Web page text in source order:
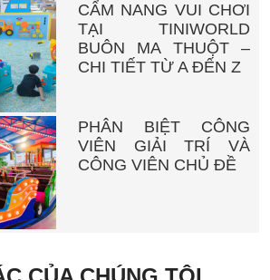
CẨM NANG VUI CHƠI
TẠI TINIWORLD
BUÔN MA THUỘT –
CHI TIẾT TỪ A ĐẾN Z
PHÂN BIỆT CÔNG
VIÊN GIẢI TRÍ VÀ
CÔNG VIÊN CHỦ ĐỀ